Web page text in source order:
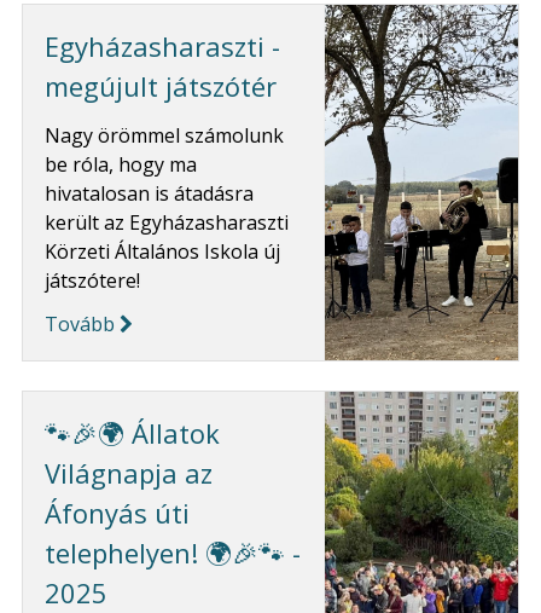
Egyházasharaszti -
megújult játszótér
Nagy örömmel számolunk
be róla, hogy ma
hivatalosan is átadásra
került az Egyházasharaszti
Körzeti Általános Iskola új
játszótere!
Tovább
🐾🎉🌍 Állatok
Világnapja az
Áfonyás úti
telephelyen! 🌍🎉🐾 -
2025